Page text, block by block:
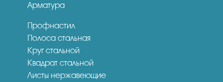
Арматура
Профнастил
Полоса стальная
Круг стальной
Квадрат стальной
Листы нержавеющие